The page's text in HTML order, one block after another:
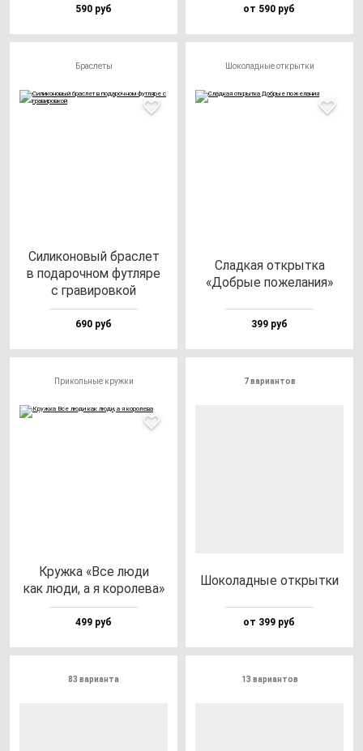
590 руб от 590 руб
Браслеты
Сили­ко­но­вый брас­лет
в по­да­роч­ном фут­ля­ре
с гра­ви­ров­кой
690 руб
Шоколадные открытки
Слад­кая от­крыт­ка
«Доб­рые по­же­ла­ния»
399 руб
Прикольные кружки
Круж­ка «Все лю­ди
как лю­ди, а я ко­ро­ле­ва»
499 руб
7 вариантов
Шоко­лад­ные от­крыт­ки
от 399 руб
83 варианта 13 вариантов